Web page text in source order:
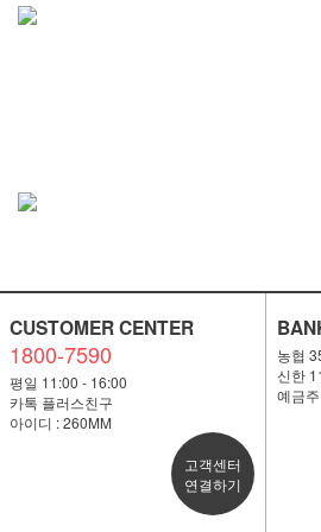
CUSTOMER CENTER
1800-7590
평일 11:00 - 16:00
카톡 플러스친구
아이디 : 260MM
고객센터
연결하기
농협
신한
예금